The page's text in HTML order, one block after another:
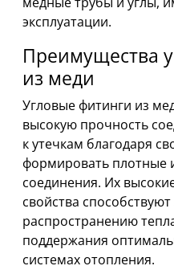
эксплуатации.
Преимущества
из меди
Угловые фитинги из
высокую прочность
к утечкам благодаря
формировать плотные
соединения. Их
свойства
распространению
поддержания
системах отопления.